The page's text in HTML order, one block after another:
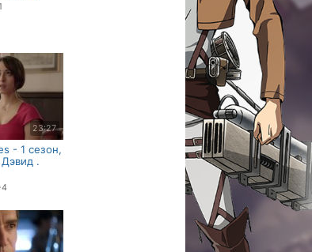
23:27
- 1 сезон,
.